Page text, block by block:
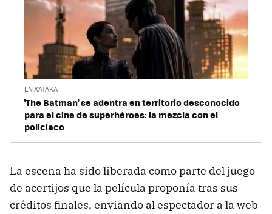
EN XATAKA
'The Batman' se adentra en territorio desconocido
para el cine de superhéroes: la mezcla con el
policiaco
La escena ha sido liberada como parte del juego
de acertijos que la película proponía tras sus
créditos finales, enviando al espectador a la web